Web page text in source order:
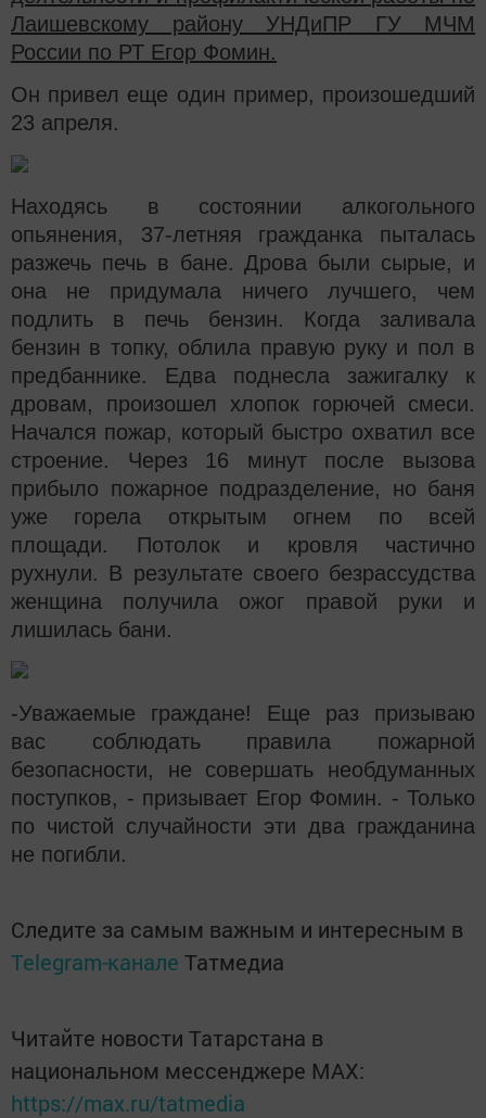
Лаишевскому району УНДиПР ГУ МЧМ
России по РТ Егор Фомин.
Он привел еще один пример, произошедший
23 апреля.
Находясь в состоянии алкогольного
опьянения, 37-летняя гражданка пыталась
разжечь печь в бане. Дрова были сырые, и
она не придумала ничего лучшего, чем
подлить в печь бензин. Когда заливала
бензин в топку, облила правую руку и пол в
предбаннике. Едва поднесла зажигалку к
дровам, произошел хлопок горючей смеси.
Начался пожар, который быстро охватил все
строение. Через 16 минут после вызова
прибыло пожарное подразделение, но баня
уже горела открытым огнем по всей
площади. Потолок и кровля частично
рухнули. В результате своего безрассудства
женщина получила ожог правой руки и
лишилась бани.
-Уважаемые граждане! Еще раз призываю
вас соблюдать правила пожарной
безопасности, не совершать необдуманных
поступков, - призывает Егор Фомин. - Только
по чистой случайности эти два гражданина
не погибли.
Следите за самым важным и интересным в
Telegram-канале Татмедиа
Читайте новости Татарстана в
национальном мессенджере MАХ:
https://max.ru/tatmedia